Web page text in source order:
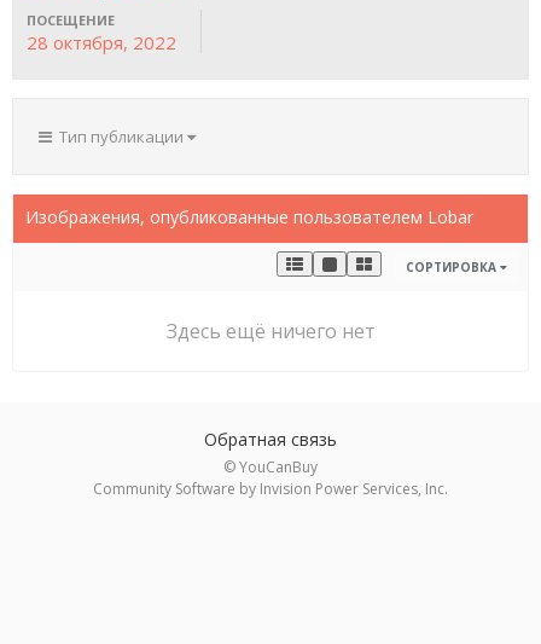
ПОСЕЩЕНИЕ
28 октября, 2022
Тип публикации
Изображения, опубликованные пользователем Lobar
СОРТИРОВКА
Здесь ещё ничего нет
Обратная связь
© YouCanBuy
Community Software by Invision Power Services, Inc.